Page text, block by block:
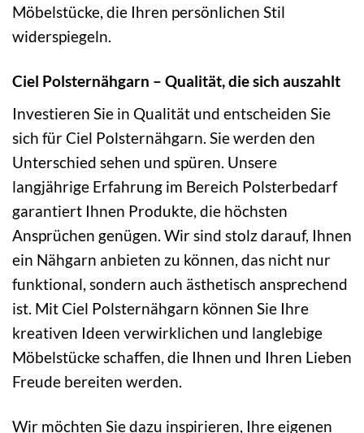
Möbelstücke, die Ihren persönlichen Stil
widerspiegeln.
Ciel Polsternähgarn – Qualität, die sich auszahlt
Investieren Sie in Qualität und entscheiden Sie
sich für Ciel Polsternähgarn. Sie werden den
Unterschied sehen und spüren. Unsere
langjährige Erfahrung im Bereich Polsterbedarf
garantiert Ihnen Produkte, die höchsten
Ansprüchen genügen. Wir sind stolz darauf, Ihnen
ein Nähgarn anbieten zu können, das nicht nur
funktional, sondern auch ästhetisch ansprechend
ist. Mit Ciel Polsternähgarn können Sie Ihre
kreativen Ideen verwirklichen und langlebige
Möbelstücke schaffen, die Ihnen und Ihren Lieben
Freude bereiten werden.
Wir möchten Sie dazu inspirieren, Ihre eigenen